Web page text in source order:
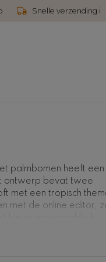
Snelle verzending i
palmbomen heeft een
ontwerp bevat twee
met een tropisch
met de online editor,
vooraf te